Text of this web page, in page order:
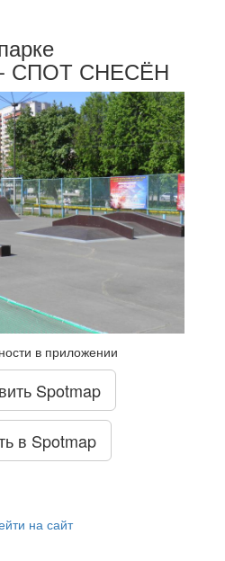
- СПОТ СНЕСЁН
в приложении
Spotmap
в Spotmap
на сайт